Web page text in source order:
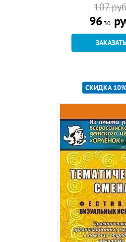
107
96,30
ЗАКАЗАТЬ
СКИДКА